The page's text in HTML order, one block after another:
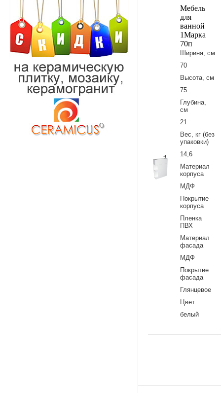
Мебель
для
ванной
1Марка
70п
Ширина, см
70
Высота, см
75
Глубина,
см
21
Вес, кг (без
упаковки)
14,6
Материал
корпуса
МДФ
Покрытие
корпуса
Пленка
ПВХ
Материал
фасада
МДФ
Покрытие
фасада
Глянцевое
Цвет
белый